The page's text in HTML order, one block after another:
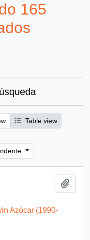
165
Table view
Azócar (1990-